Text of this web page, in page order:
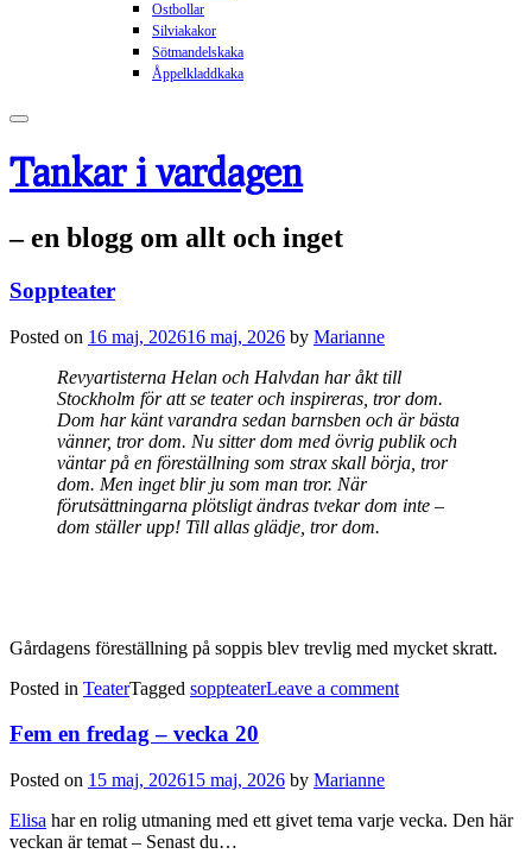
Ostbollar
Silviakakor
Sötmandelskaka
Åppelkladdkaka
Tankar i vardagen
– en blogg om allt och inget
Soppteater
Posted on 16 maj, 202616 maj, 2026 by Marianne
Revyartisterna Helan och Halvdan har åkt till
Stockholm för att se teater och inspireras, tror dom.
Dom har känt varandra sedan barnsben och är bästa
vänner, tror dom. Nu sitter dom med övrig publik och
väntar på en föreställning som strax skall börja, tror
dom. Men inget blir ju som man tror. När
förutsättningarna plötsligt ändras tvekar dom inte –
dom ställer upp! Till allas glädje, tror dom.
Gårdagens föreställning på soppis blev trevlig med mycket skratt.
Posted in TeaterTagged soppteaterLeave a comment
Fem en fredag – vecka 20
Posted on 15 maj, 202615 maj, 2026 by Marianne
Elisa har en rolig utmaning med ett givet tema varje vecka. Den här
veckan är temat – Senast du…